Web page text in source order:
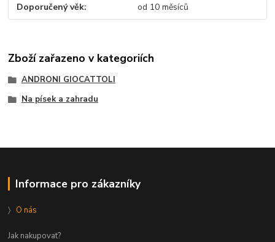
Doporučený věk od 10 měsíců
Zboží zařazeno v kategoriích
ANDRONI GIOCATTOLI
Na písek a zahradu
Informace pro zákazníky
〉 O nás
Jak nakupovat?